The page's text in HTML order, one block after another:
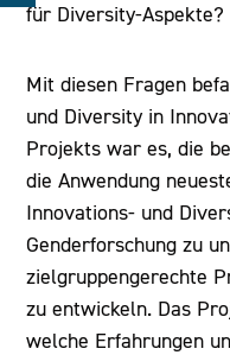
für Diversity-Aspekte?
Mit diesen Fragen
und Diversity in
Projekts war es, die
die Anwendung
Innovations- und
Genderforschung zu
zielgruppengerechte
zu entwickeln. Das
welche Erfahrungen